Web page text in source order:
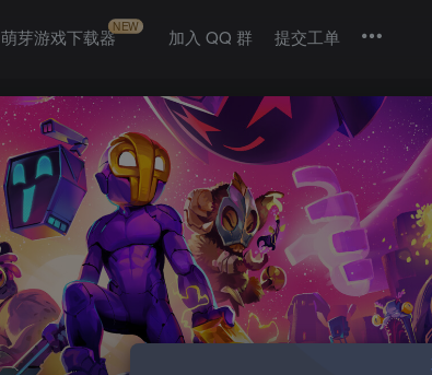
萌芽游戏下载器NEW 加入 QQ 群 提交工单